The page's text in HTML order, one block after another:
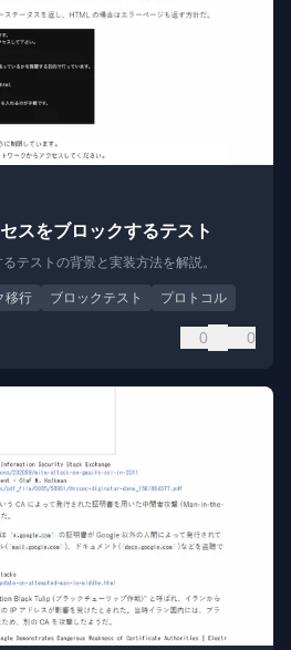
スをブロックするテスト
テストの背景と実装方法を解説。
移行 ブロックテスト プロトコル
0 0